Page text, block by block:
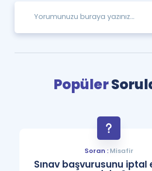
Popüler
Soran :Misafir
Sınav başvurusunu iptal